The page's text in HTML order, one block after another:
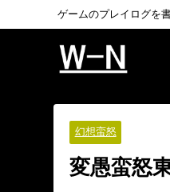
ゲームのプレイログを
幻想蛮怒
変愚蛮怒